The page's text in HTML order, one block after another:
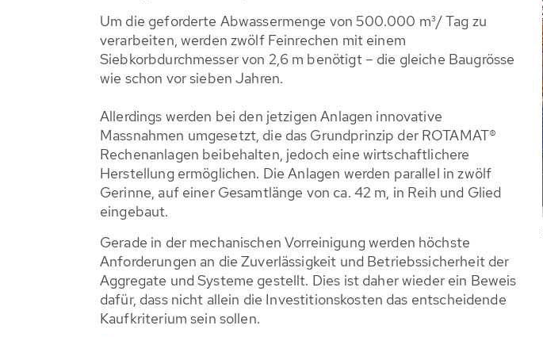
Um die geforderte Abwassermenge von 500.000 m³/ Tag zu
verarbeiten, werden zwölf Feinrechen mit einem
Siebkorbdurchmesser von 2,6 m benötigt – die gleiche Baugrösse
wie schon vor sieben Jahren.
Allerdings werden bei den jetzigen Anlagen innovative
Massnahmen umgesetzt, die das Grundprinzip der ROTAMAT®
Rechenanlagen beibehalten, jedoch eine wirtschaftlichere
Herstellung ermöglichen. Die Anlagen werden parallel in zwölf
Gerinne, auf einer Gesamtlänge von ca. 42 m, in Reih und Glied
eingebaut.
Gerade in der mechanischen Vorreinigung werden höchste
Anforderungen an die Zuverlässigkeit und Betriebssicherheit der
Aggregate und Systeme gestellt. Dies ist daher wieder ein Beweis
dafür, dass nicht allein die Investitionskosten das entscheidende
Kaufkriterium sein sollen.